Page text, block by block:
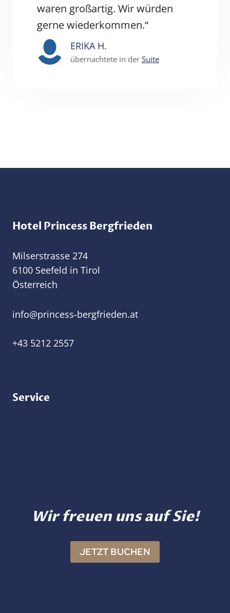
waren großartig. Wir würden
gerne wiederkommen.“
ERIKA H.
übernachtete in der Suite
Hotel Princess Bergfrieden
Milserstrasse 274
6100 Seefeld in Tirol
Österreich
ta.nedeirfgreb-ssecnirp
@ofni
+43 5212 2557
Service
Wir freuen uns auf Sie!
JETZT BUCHEN